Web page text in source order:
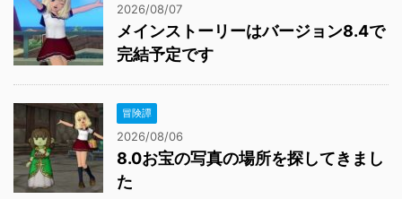
2026/08/07
メインストーリーはバージョン8.4で
完結予定です
冒険譚
2026/08/06
8.0お宝の写真の場所を探してきまし
た